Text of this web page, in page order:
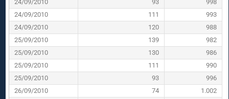
24/09/2010
93
998
24/09/2010
111
993
24/09/2010
120
988
25/09/2010
139
982
25/09/2010
130
986
25/09/2010
111
990
25/09/2010
93
996
26/09/2010
74
1.002